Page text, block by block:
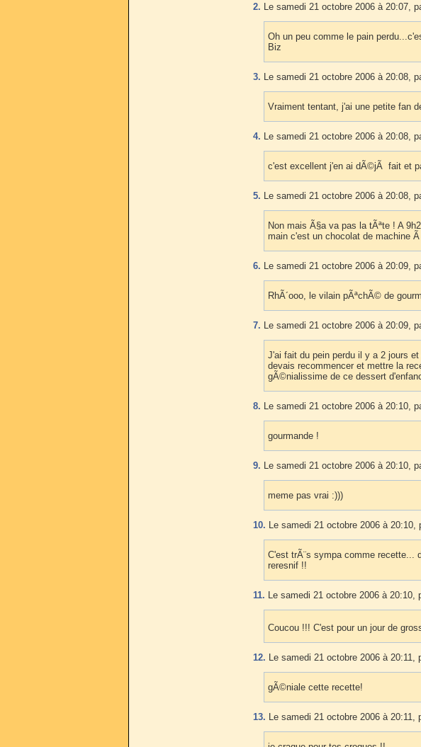
2. Le samedi 21 octobre 2006 à 20:07,
Oh un peu comme le pain
Biz
3. Le samedi 21 octobre 2006 à 20:08,
Vraiment tentant, j'ai une petite fan
4. Le samedi 21 octobre 2006 à 20:08,
c'est excellent j'en ai dÃ©jÃ fait et
5. Le samedi 21 octobre 2006 à 20:08,
Non mais Ã§a va pas la tÃªte ! A
main c'est un chocolat de machine
6. Le samedi 21 octobre 2006 à 20:09,
RhÃ´ooo, le vilain pÃªchÃ© de
7. Le samedi 21 octobre 2006 à 20:09,
J'ai fait du pein perdu il y a 2 jours
devais recommencer et mettre la
gÃ©nialissime de ce dessert
8. Le samedi 21 octobre 2006 à 20:10,
gourmande !
9. Le samedi 21 octobre 2006 à 20:10,
meme pas vrai :)))
10. Le samedi 21 octobre 2006 à 20:10,
C'est trÃ¨s sympa comme recette...
reresnif !!
11. Le samedi 21 octobre 2006 à 20:10,
Coucou !!! C'est pour un jour de
12. Le samedi 21 octobre 2006 à 20:11,
gÃ©niale cette recette!
13. Le samedi 21 octobre 2006 à 20:11,